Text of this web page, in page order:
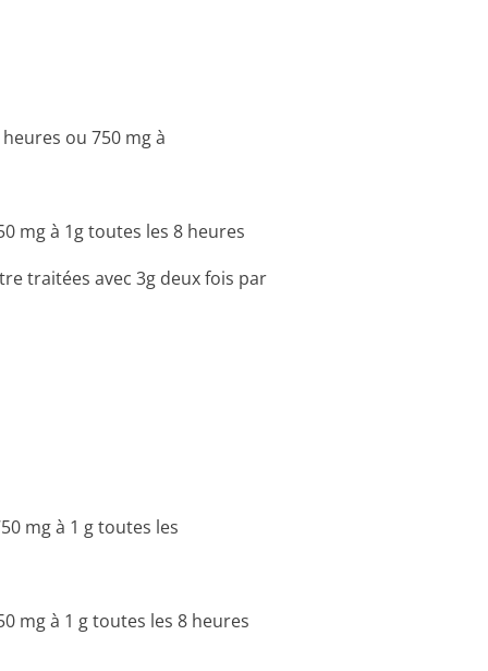
ou 750 mg à
mg à 1g toutes les 8 heures
traitées avec 3g deux fois par
mg à 1 g toutes les
mg à 1 g toutes les 8 heures